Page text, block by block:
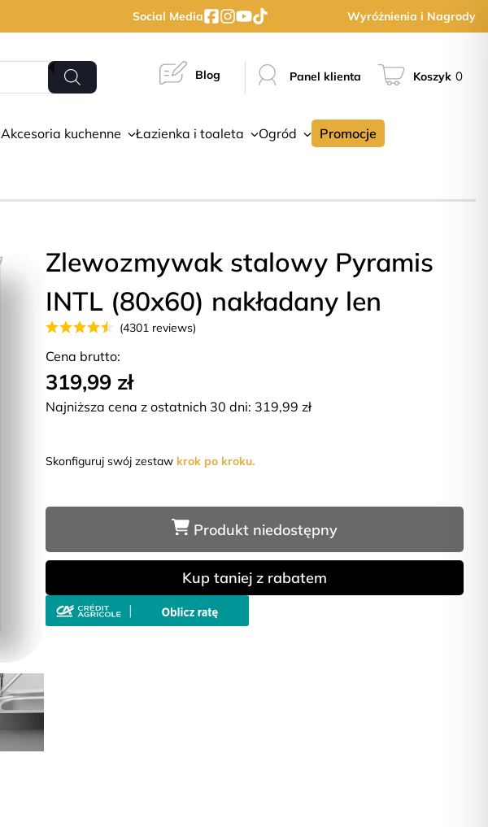
Social Media Wyróżnienia i Nagrody
Blog Panel klienta Koszyk 0
Akcesoria kuchenne Łazienka i toaleta Ogród Promocje
Zlewozmywak stalowy Pyramis
INTL (80x60) nakładany len
(4301 reviews)
Cena brutto:
319,99 zł
Najniższa cena z ostatnich 30 dni: 319,99zł
Skonfiguruj swój zestaw krok po kroku.
Produkt niedostępny
Kup taniej z rabatem